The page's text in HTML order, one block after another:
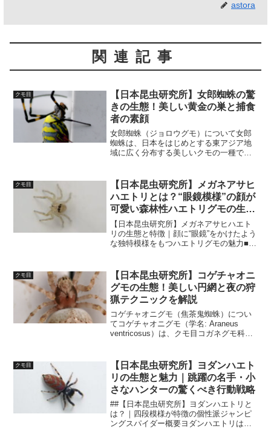
astora
関連記事
クモ目
【日本昆虫研究所】女郎蜘蛛の驚
きの生態！美しい黄金の巣と捕食
者の素顔
女郎蜘蛛（ジョロウグモ）について女郎
蜘蛛は、日本をはじめとする東アジア地
域に広く分布する美しいクモの一種で
生活様式から、人々に親しまれると同時
に神秘的な印象を与えていま...
クモ目
【日本昆虫研究所】メガネアサヒ
ハエトリとは？“眼鏡模様”の顔が
可愛い森林性ハエトリグモの生態
を紹介
【日本昆虫研究所】メガネアサヒハエト
リの生態と特徴｜顔に“眼鏡”をかけたよう
な独特模様をもつハエトリグモの魅力■
グモで、オスの顔面に見られる“眼鏡”のよ
うな白い模様が...
クモ目
【日本昆虫研究所】コゲチャオニ
グモの生態！美しい円網と夜の狩
猟テクニックを解説
コゲチャオニグモ（焦茶鬼蜘蛛）につい
てコゲチャオニグモ（学名: Araneus
ventricosus）は、クモ目コガネグモ科に
主に日本全国の森林や庭先、草地などで
見ら...
クモ目
【日本昆虫研究所】ヨダンハエト
リの生態と魅力｜跳躍の名手・小
さなハンターの驚くべき行動戦略
##【日本昆虫研究所】ヨダンハエトリと
は？｜四段模様が特徴の個性派ジャンピ
ングスパイダー概要ヨダンハエトリは、